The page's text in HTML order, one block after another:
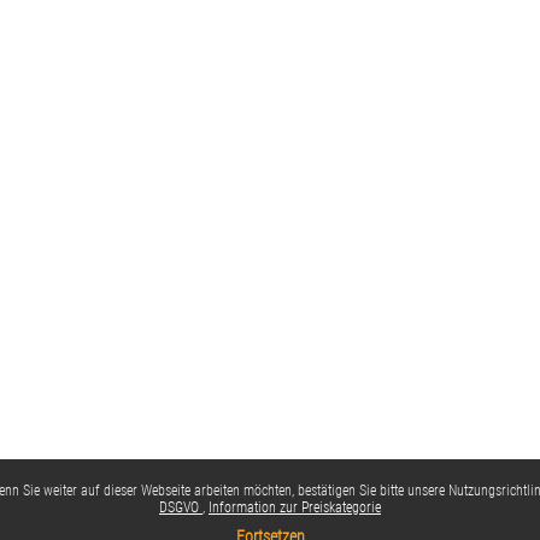
Sie weiter auf dieser Webseite arbeiten möchten, bestätigen Sie bitte unsere
DSGVO
Information zur Preiskategorie